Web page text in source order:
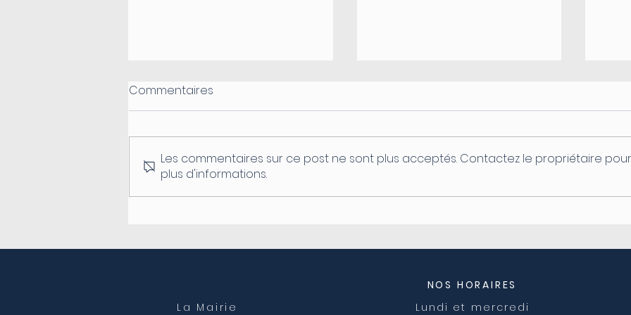
Fermeture du secrétariat
Coupure d'électricité le
Commentaires
Les commentaires sur ce post ne sont plus acceptés. Contactez le propriétaire pour
plus d'informations.
La Mairie
NOS HORAIRES
Lundi et mercredi